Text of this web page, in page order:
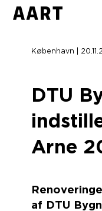
København |
DTU
Arne
af DTU